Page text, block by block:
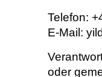
Telefon:
E-Mail:
oder